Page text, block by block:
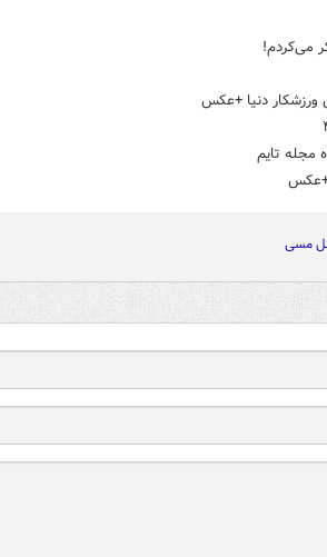
می‌کردم!
ورزشکار دنیا +عکس
مسی